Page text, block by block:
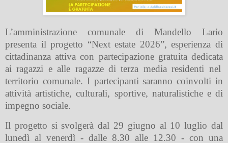
L’amministrazione comunale di Mandello Lario
presenta il progetto “Next estate 2026”, esperienza di
cittadinanza attiva con partecipazione gratuita dedicata
ai ragazzi e alle ragazze di terza media residenti nel
territorio comunale. I partecipanti saranno coinvolti in
attività artistiche, culturali, sportive, naturalistiche e di
impegno sociale.
Il progetto si svolgeràdal 29 giugno al 10 luglio dal
lunedì al venerdì - dalle 8.30 alle 12.30 - con una